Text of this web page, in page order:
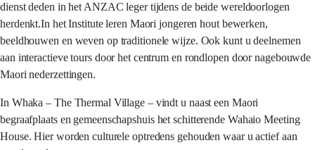
dienst deden in het ANZAC leger tijdens de beide wereldoorlogen
herdenkt.In het Institute leren Maori jongeren hout bewerken,
beeldhouwen en weven op traditionele wijze. Ook kunt u deelnemen
aan interactieve tours door het centrum en rondlopen door nagebouwde
Maori nederzettingen.
In Whaka – The Thermal Village – vindt u naast een Maori
begraafplaats en gemeenschapshuis het schitterende Wahaio Meeting
House. Hier worden culturele optredens gehouden waar u actief aan